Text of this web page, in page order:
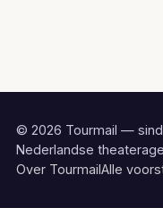
© 2026 Tourmail —
Nederlandse
Over Tourmail Alle